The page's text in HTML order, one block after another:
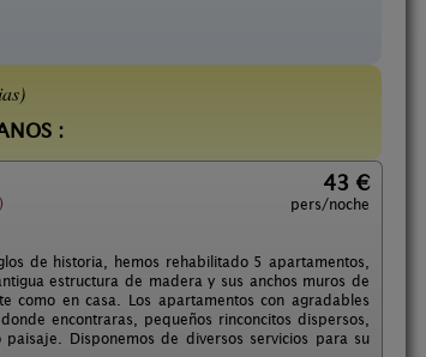
:
43 €
pers/noche
de historia, hemos rehabilitado 5 apartamentos,
estructura de madera y sus anchos muros de
como en casa. Los apartamentos con agradables
encontraras, pequeños rinconcitos dispersos,
Disponemos de diversos servicios para su